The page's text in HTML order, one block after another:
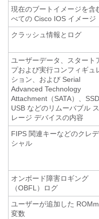
現在のブートイメージを含
べての Cisco IOS イメージ
クラッシュ情報とログ
ユーザーデータ、スタート
プおよび実行コンフィギュ
ション、および Serial
Advanced Technology
Attachment（SATA）、SSD
USB などのリムーバブル
レージ デバイスの内容
FIPS 関連キーなどのクレ
シャル
オンボード障害ロギング
（OBFL）ログ
ユーザーが追加した
変数